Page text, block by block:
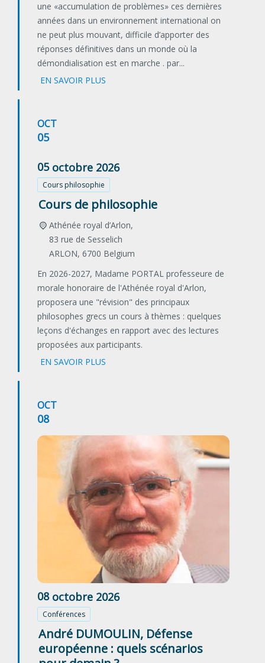
une «accumulation de problèmes» ces dernières
années dans un environnement international on
ne peut plus mouvant, difficile d’apporter des
réponses définitives dans un monde où la
démondialisation est en marche . par...
EN SAVOIR PLUS
OCT
05
05 octobre 2026
Cours philosophie
Cours de philosophie
Athénée royal d’Arlon,
83 rue de Sesselich
ARLON, 6700 Belgium
En 2026-2027, Madame PORTAL professeure de
morale honoraire de l'Athénée royal d'Arlon,
proposera une "révision" des principaux
philosophes grecs un cours à thèmes : quelques
leçons d'échanges en rapport avec des lectures
proposées aux participants.
EN SAVOIR PLUS
OCT
08
08 octobre 2026
Conférences
André DUMOULIN, Défense
européenne : quels scénarios